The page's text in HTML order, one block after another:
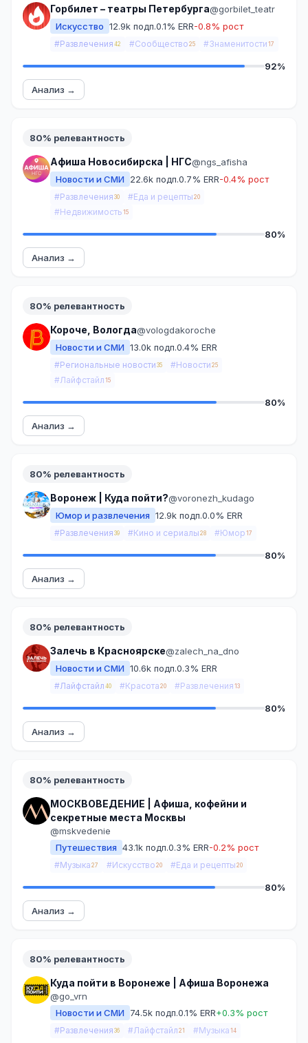
Горбилет – театры Петербурга@gorbilet_teatr
Искусство 12.9k подп.0.1% ERR-0.8% рост
#Развлечения 42 #Сообщество 25 #Знаменитости 17
92%
Анализ →
80% релевантность
Афиша Новосибирска | НГС@ngs_afisha
Новости и СМИ
22.6k подп.0.7% ERR-0.4% рост
#Развлечения 30 #Еда и рецепты 20
#Недвижимость 15
80%
Анализ →
80% релевантность
Короче, Вологда@vologdakoroche
Новости и СМИ 13.0k подп.0.4% ERR
#Региональные новости 35 #Новости 25
#Лайфстайл 15
80%
Анализ →
80% релевантность
Воронеж | Куда пойти?@voronezh_kudago
Юмор и развлечения 12.9k подп.0.0% ERR
#Развлечения 39 #Кино и сериалы 28 #Юмор 17
80%
Анализ →
80% релевантность
Залечь в Красноярске@zalech_na_dno
Новости и СМИ 10.6k подп.0.3% ERR
#Лайфстайл 40 #Красота 20 #Развлечения 13
80%
Анализ →
80% релевантность
МОСКВОВЕДЕНИЕ | Афиша, кофейни и
секретные места Москвы
@mskvedenie
Путешествия 43.1k подп.0.3% ERR-0.2% рост
#Музыка 27 #Искусство 20 #Еда и рецепты 20
80%
Анализ →
80% релевантность
Куда пойти в Воронеже | Афиша Воронежа
@go_vrn
Новости и СМИ
74.5k подп.0.1% ERR+0.3% рост
#Развлечения 36 #Лайфстайл 21 #Музыка 14